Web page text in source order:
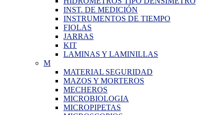
INST. DE MEDICIÓN
INSTRUMENTOS DE TIEMPO
FIOLAS
JARRAS
KIT
LAMINAS Y LAMINILLAS
M
MATERIAL SEGURIDAD
MAZOS Y MORTEROS
MECHEROS
MICROBIOLOGIA
MICROPIPETAS